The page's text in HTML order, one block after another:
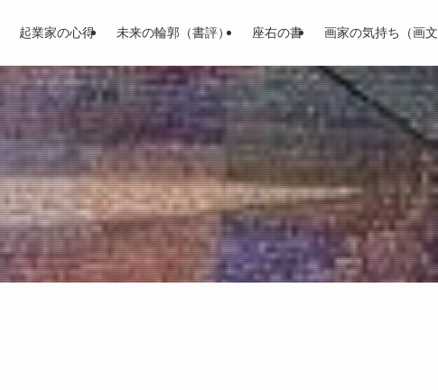
起業家の心得 未来の輪郭（書評） 座右の書 画家の気持ち（画